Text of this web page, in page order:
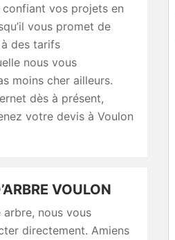
vos projets en
vous promet de
des tarifs
nous vous
moins cher ailleurs.
dès à présent,
votre devis à Voulon
VOULON
arbre, nous vous
directement. Amiens